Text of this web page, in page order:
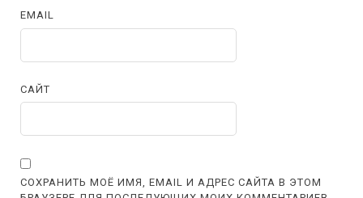
EMAIL
САЙТ
СОХРАНИТЬ МОЁ ИМЯ, EMAIL И АДРЕС САЙТА В ЭТОМ